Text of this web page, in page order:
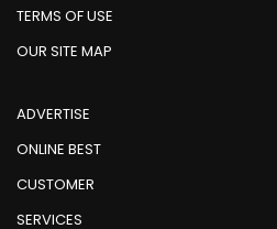
TERMS OF USE
OUR SITE MAP
ADVERTISE
ONLINE BEST
CUSTOMER
SERVICES